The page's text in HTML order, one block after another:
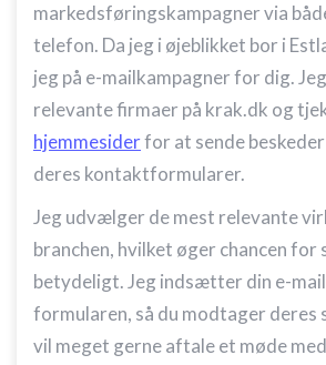
markedsføringskampagner via
telefon. Da jeg i øjeblikket bor i
jeg på e-mailkampagner for dig.
relevante firmaer på krak.dk og
hjemmesiderfor at sende
deres kontaktformularer.
Jeg udvælger de mest relevante
branchen, hvilket øger chancen for
betydeligt. Jeg indsætter din e-
formularen, så du modtager deres
vil meget gerne aftale et møde